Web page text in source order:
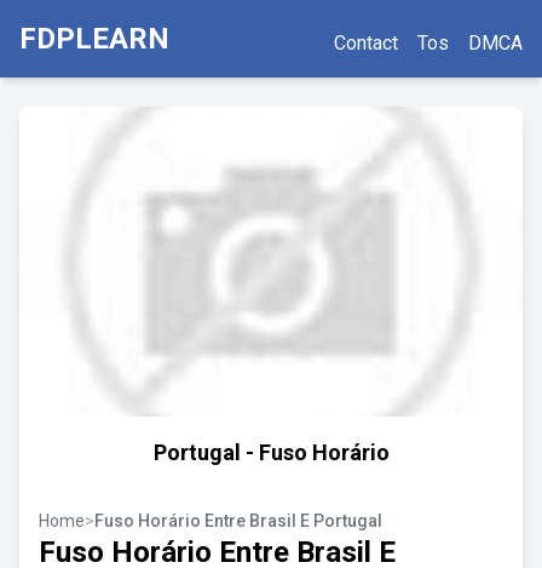
FDPLEARN Contact Tos DMCA
Portugal - Fuso Horário
Home>Fuso Horário Entre Brasil E Portugal
Fuso Horário Entre Brasil E